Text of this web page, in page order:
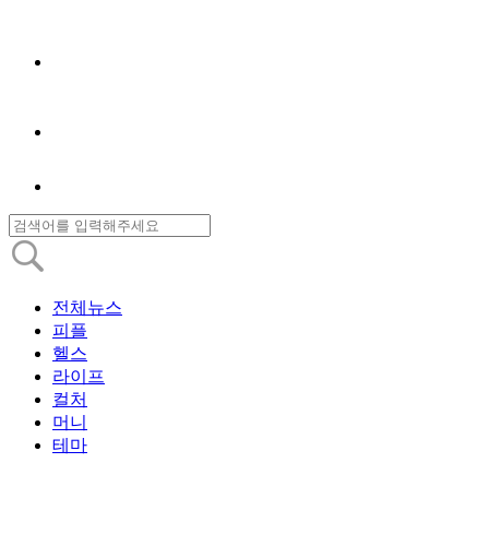
전체뉴스
피플
헬스
라이프
컬처
머니
테마